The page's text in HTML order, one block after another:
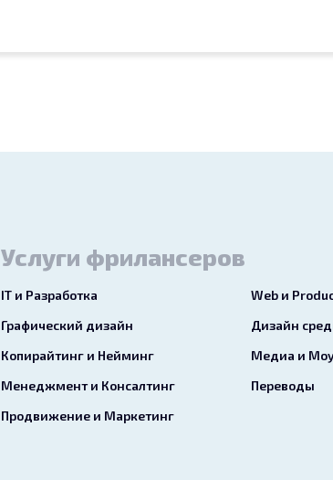
Услуги фрилансеров
IT и Разработка
Web и
Графический дизайн
Дизайн
Копирайтинг и Нейминг
Медиа и
Менеджмент и Консалтинг
Переводы
Продвижение и Маркетинг